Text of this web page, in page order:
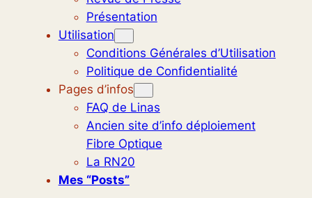
Présentation
Utilisation
Conditions Générales d’Utilisation
Politique de Confidentialité
Pages d’infos
FAQ de Linas
Ancien site d’info déploiement
Fibre Optique
La RN20
Mes “posts”